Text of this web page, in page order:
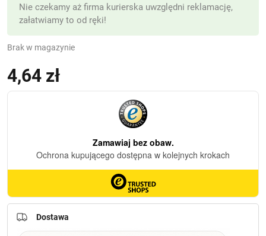
4,64 zł
Brak w magazynie
Nie czekamy aż firma kurierska uwzględni reklamację,
załatwiamy to od ręki!
Dostawa